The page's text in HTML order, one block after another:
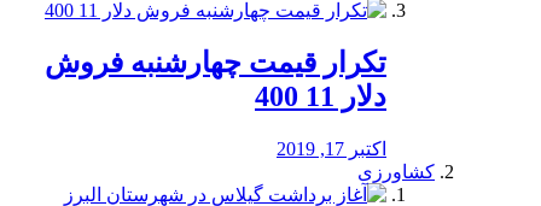
تکرار قیمت چهارشنبه فروش
دلار 11 400
اکتبر 17, 2019
کشاورزی